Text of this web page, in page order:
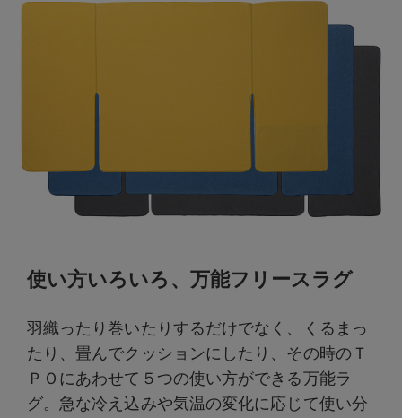
使い方いろいろ、万能フリースラグ
羽織ったり巻いたりするだけでなく、くるまっ
たり、畳んでクッションにしたり、その時のＴ
ＰＯにあわせて５つの使い方ができる万能ラ
グ。急な冷え込みや気温の変化に応じて使い分